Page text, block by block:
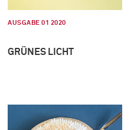
AUSGABE 01 2020
GRÜNES LICHT